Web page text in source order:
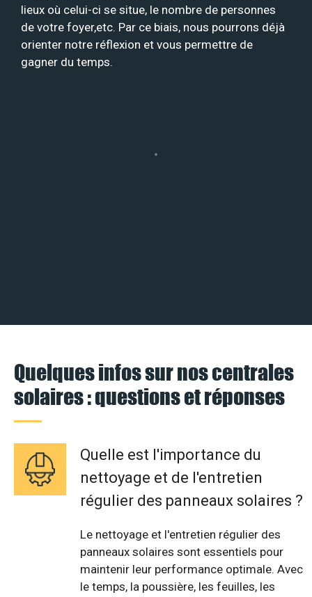
lieux où celui-ci se situe, le nombre de personnes
de votre foyer,etc. Par ce biais, nous pourrons déjà
orienter notre réflexion et vous permettre de
gagner du temps.
Quelques infos sur nos centrales
solaires : questions et réponses
Quelle est l'importance du
nettoyage et de l'entretien
régulier des panneaux solaires ?
Le nettoyage et l'entretien régulier des
panneaux solaires sont essentiels pour
maintenir leur performance optimale. Avec
le temps, la poussière, les feuilles, les